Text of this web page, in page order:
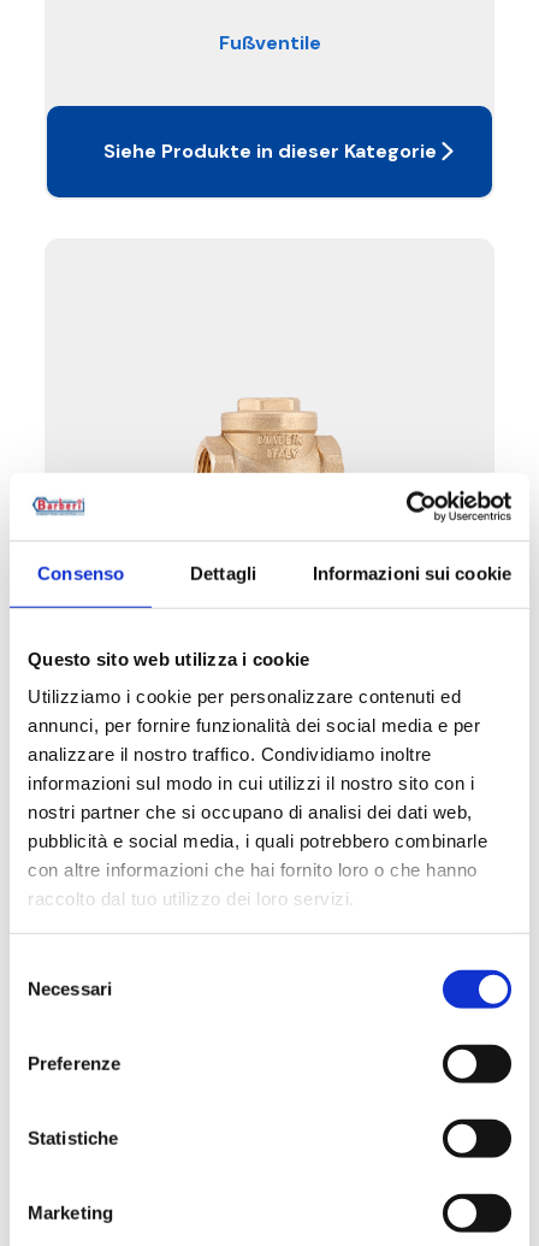
Consenso Dettagli Informazioni sui cookie
Questo sito web utilizza i cookie
Utilizziamo i cookie per personalizzare contenuti ed
annunci, per fornire funzionalità dei social media e per
analizzare il nostro traffico. Condividiamo inoltre
informazioni sul modo in cui utilizzi il nostro sito con i
nostri partner che si occupano di analisi dei dati web,
pubblicità e social media, i quali potrebbero combinarle
con altre informazioni che hai fornito loro o che hanno
raccolto dal tuo utilizzo dei loro servizi.
delNecessari
Preferenze
Statistiche
Marketing
Fußventile
Siehe Produkte in dieser Kategorie
Siehe Produkte in dieser Kategorie